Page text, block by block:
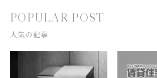
POPULAR POST
人気の記事